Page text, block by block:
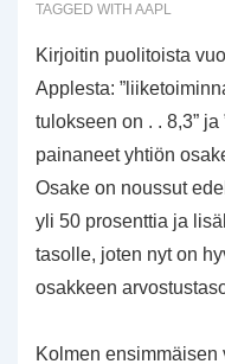
TAGGED WITH AAPL
Kirjoitin puolitoista
Applesta:
tulokseen on . . 8,3”
painaneet yhtiön
Osake on noussut
yli 50 prosenttia ja
tasolle, joten nyt on
osakkeen
Kolmen